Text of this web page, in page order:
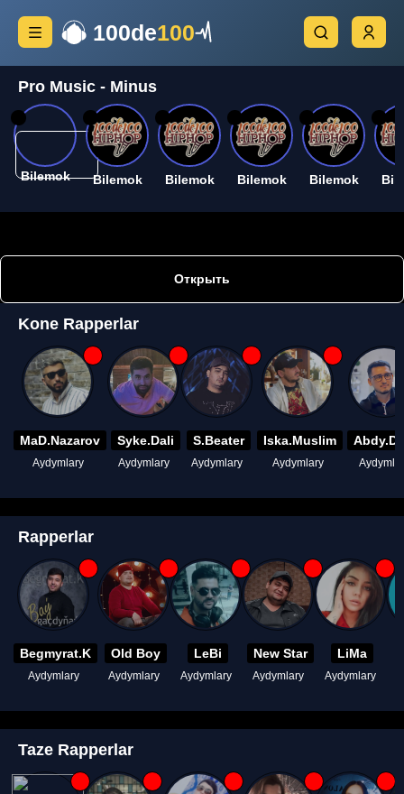
100de100
Pro Music - Minus
Bilemok Bilemok Bilemok Bilemok Bilemok
Открыть
Kone Rapperlar
MaD.Nazarov
Aydymlary
Syke.Dali
Aydymlary
S.Beater
Aydymlary
Iska.Muslim
Aydymlary
Rapperlar
Begmyrat.K
Aydymlary
Old Boy
Aydymlary
LeBi
Aydymlary
New Star
Aydymlary
LiMa
Aydymlary
Taze Rapperlar